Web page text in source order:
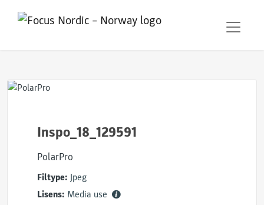
Inspo_18_129591
PolarPro
Filtype: Jpeg
Lisens: Media use